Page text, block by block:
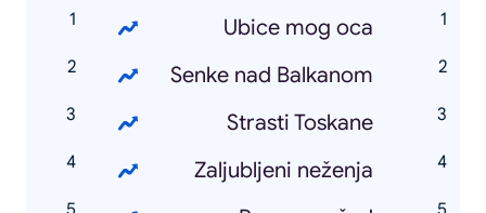
Ubice mog oca
Senke nad Balkanom
Strasti Toskane
Zaljubljeni neženja